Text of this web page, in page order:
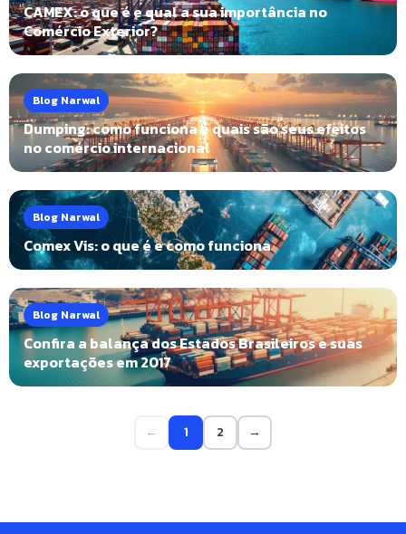
CAMEX: o que é e qual a sua importância no
Comércio Exterior?
Blog Narwal
Dumping: como funciona e quais são seus efeitos
no comércio internacional
Blog Narwal
Comex Vis: o que é e como funciona
Blog Narwal
Confira a balança dos Estados Brasileiros e suas
exportações em 2017
← 1 2 →